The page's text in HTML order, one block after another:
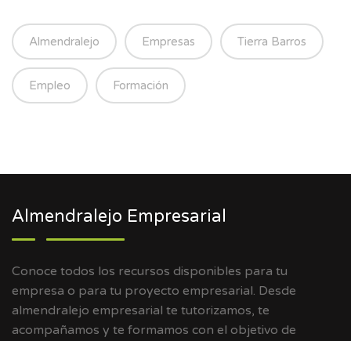
Almendralejo Empresas Tierra Barros
Empleo Formación
Almendralejo Empresarial
Conoce todos los recursos disponibles para tu
empresa o para tu proyecto empresarial. Desde
almendralejo empresarial te tutorizamos, te
acompañamos y te formamos con el objetivo de